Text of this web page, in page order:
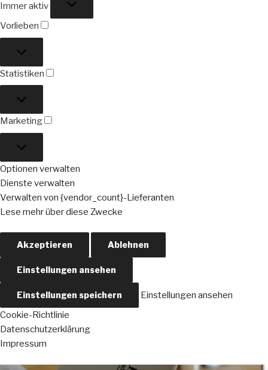
Immer aktiv
Vorlieben
Statistiken
Marketing
Optionen verwalten
Dienste verwalten
Verwalten von {vendor_count}-Lieferanten
Lese mehr über diese Zwecke
Akzeptieren Ablehnen
Einstellungen ansehen
Einstellungen speichern
Einstellungen ansehen
Cookie-Richtlinie
Datenschutzerklärung
Impressum